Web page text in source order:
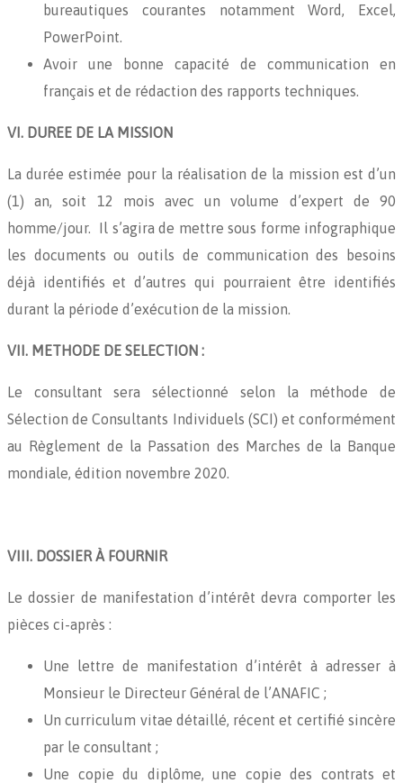
bureautiques courantes notamment Word, Excel,
PowerPoint.
Avoir une bonne capacité de communication en
français et de rédaction des rapports techniques.
VI. DUREE DE LA MISSION
La durée estimée pour la réalisation de la mission est d’un
(1) an, soit 12 mois avec un volume d’expert de 90
homme/jour. Il s’agira de mettre sous forme infographique
les documents ou outils de communication des besoins
déjà identifiés et d’autres qui pourraient être identifiés
durant la période d’exécution de la mission.
VII. METHODE DE SELECTION :
Le consultant sera sélectionné selon la méthode de
Sélection de Consultants Individuels (SCI) et conformément
au Règlement de la Passation des Marches de la Banque
mondiale, édition novembre 2020.
VIII. DOSSIER À FOURNIR
Le dossier de manifestation d’intérêt devra comporter les
pièces ci-après :
Une lettre de manifestation d’intérêt à adresser à
Monsieur le Directeur Général de l’ANAFIC ;
Un curriculum vitae détaillé, récent et certifié sincère
par le consultant ;
Une copie du diplôme, une copie des contrats et